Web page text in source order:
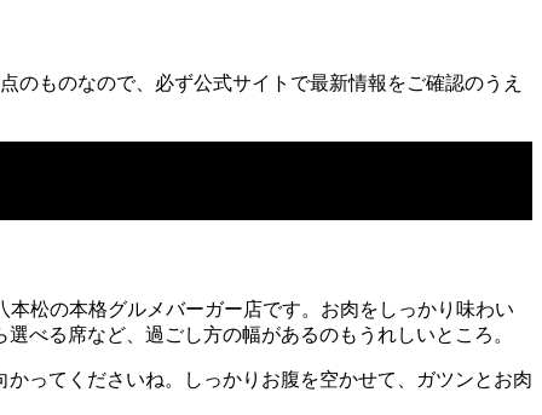
ものなので、必ず公式サイトで最新情報をご確認のうえ
松の本格グルメバーガー店です。お肉をしっかり味わい
べる席など、過ごし方の幅があるのもうれしいところ。
ってくださいね。しっかりお腹を空かせて、ガツンとお肉